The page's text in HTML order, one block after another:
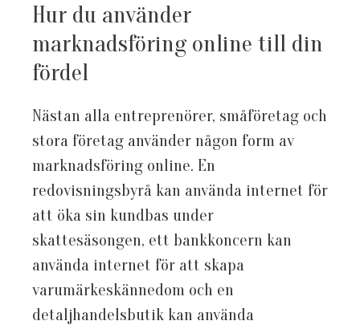
Hur du använder
marknadsföring online till din
fördel
Nästan alla entreprenörer, småföretag och
stora företag använder någon form av
marknadsföring online. En
redovisningsbyrå kan använda internet för
att öka sin kundbas under
skattesäsongen, ett bankkoncern kan
använda internet för att skapa
varumärkeskännedom och en
detaljhandelsbutik kan använda